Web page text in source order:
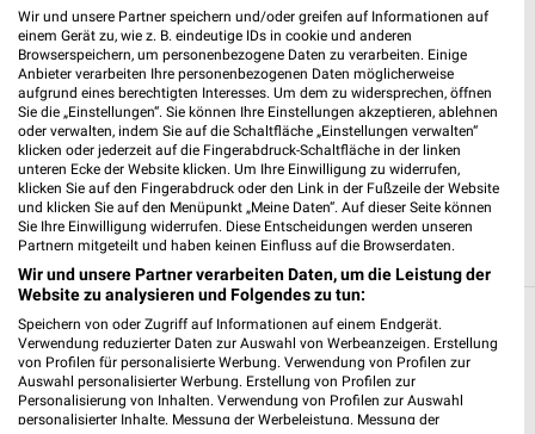
Heute 09:00 - 19:00 Uhr | Schließt in 44 Min.
558,62 km
RENO Freisen
Bahnhofstraße 50
66629 Freisen
Heute 09:00 - 19:00 Uhr |
Schließt in 44 Min.
542,47 km • Angebote: 1 Prospekt
Schuhe Filialen in Schwalbach
Egal ob Deichmann oder viele mehr in Schwalbach und
Umgebung findest Du alles zum Thema Schuhe. Finde hier
Filialen und Öffnungszeiten.
Wir und unsere Partner speichern und/oder greifen auf Informationen auf
einem Gerät zu, wie z. B. eindeutige IDs in cookie und anderen
Browserspeichern, um personenbezogene Daten zu verarbeiten. Einige
Anbieter verarbeiten Ihre personenbezogenen Daten möglicherweise
aufgrund eines berechtigten Interesses. Um dem zu widersprechen, öffnen
Sie die „Einstellungen“. Sie können Ihre Einstellungen akzeptieren, ablehnen
oder verwalten, indem Sie auf die Schaltfläche „Einstellungen verwalten“
klicken oder jederzeit auf die Fingerabdruck-Schaltfläche in der linken
unteren Ecke der Website klicken. Um Ihre Einwilligung zu widerrufen,
klicken Sie auf den Fingerabdruck oder den Link in der Fußzeile der Website
und klicken Sie auf den Menüpunkt „Meine Daten“. Auf dieser Seite können
Sie Ihre Einwilligung widerrufen. Diese Entscheidungen werden unseren
Partnern mitgeteilt und haben keinen Einfluss auf die Browserdaten.
Wir und unsere Partner verarbeiten Daten, um die Leistung der
Website zu analysieren und Folgendes zu tun:
Speichern von oder Zugriff auf Informationen auf einem Endgerät.
Verwendung reduzierter Daten zur Auswahl von Werbeanzeigen. Erstellung
von Profilen für personalisierte Werbung. Verwendung von Profilen zur
Auswahl personalisierter Werbung. Erstellung von Profilen zur
Personalisierung von Inhalten. Verwendung von Profilen zur Auswahl
personalisierter Inhalte. Messung der Werbeleistung. Messung der